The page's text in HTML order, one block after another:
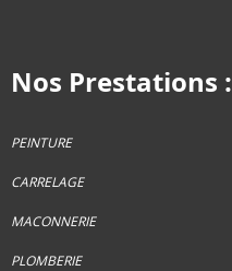
Nos Prestations :
PEINTURE
CARRELAGE
MACONNERIE
PLOMBERIE